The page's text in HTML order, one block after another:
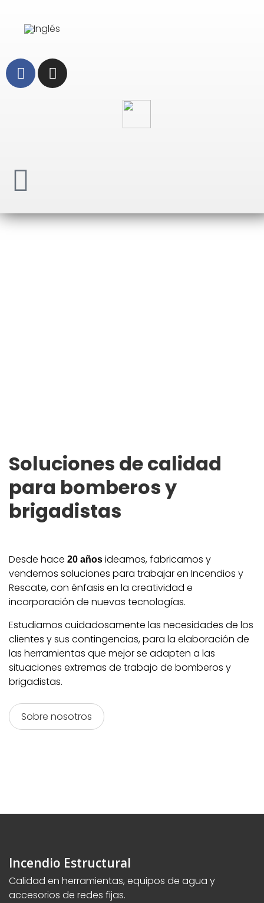
Soluciones de calidad
para bomberos y
brigadistas
Desde hace 20 años ideamos, fabricamos y
vendemos soluciones para trabajar en Incendios y
Rescate, con énfasis en la creatividad e
incorporación de nuevas tecnologías.
Estudiamos cuidadosamente las necesidades de los
clientes y sus contingencias, para la elaboración de
las herramientas que mejor se adapten a las
situaciones extremas de trabajo de bomberos y
brigadistas.
Sobre nosotros
Incendio Estructural
Calidad en herramientas, equipos de agua y
accesorios de redes fijas.